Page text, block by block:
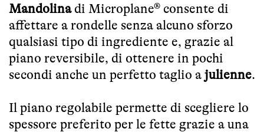
Mandolinadi Microplane® consente di
affettare a rondelle senza alcuno sforzo
qualsiasi tipo di ingrediente e, grazie al
piano reversibile, di ottenere in pochi
secondi anche un perfetto taglio a julienne.
Il piano regolabile permette di scegliere lo
spessore preferito per le fette grazie a una